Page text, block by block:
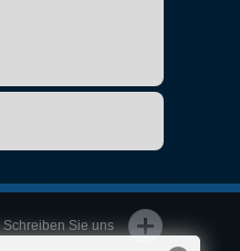
Schreiben Sie uns